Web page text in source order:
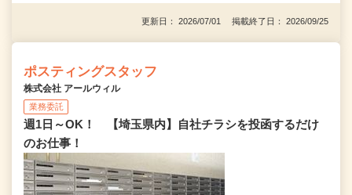
更新日： 2026/07/01 掲載終了日： 2026/09/25
ポスティングスタッフ
株式会社 アールウィル
業務委託
週1日～OK！ 【埼玉県内】自社チラシを投函するだけ
のお仕事！